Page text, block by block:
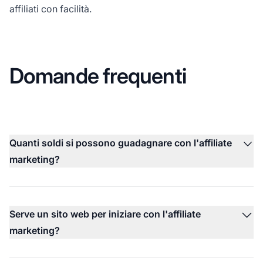
affiliati con facilità.
Domande frequenti
Quanti soldi si possono guadagnare con l'affiliate
marketing?
Serve un sito web per iniziare con l'affiliate
marketing?